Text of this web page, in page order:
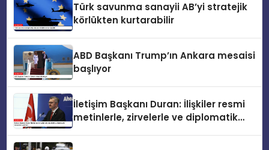
Türk savunma sanayii AB’yi stratejik
körlükten kurtarabilir
ABD Başkanı Trump’ın Ankara mesaisi
başlıyor
İletişim Başkanı Duran: İlişkiler resmi
metinlerle, zirvelerle ve diplomatik